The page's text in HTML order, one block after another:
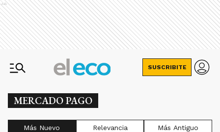
Ads
SUSCRIBITE
MERCADO PAGO
Más Nuevo Relevancia Más Antiguo